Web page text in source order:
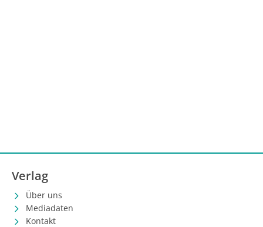
Verlag
Über uns
Mediadaten
Kontakt